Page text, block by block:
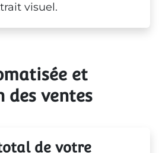
visuel.
et
ventes
de votre